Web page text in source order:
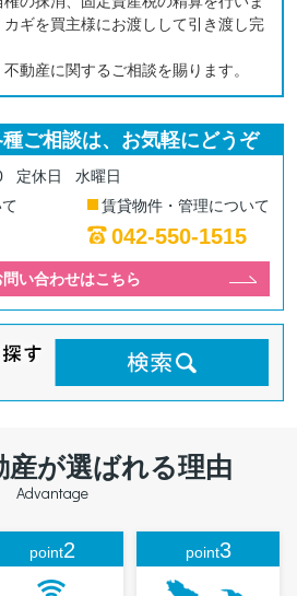
ギを買主様にお渡しして引き渡し完
動産に関するご相談を賜ります。
ご相談は、お気軽にどうぞ
定休日
水曜日
賃貸物件・管理について
042-550-1515
問い合わせはこちら
産が選ばれる理由
Advantage
point2 point3